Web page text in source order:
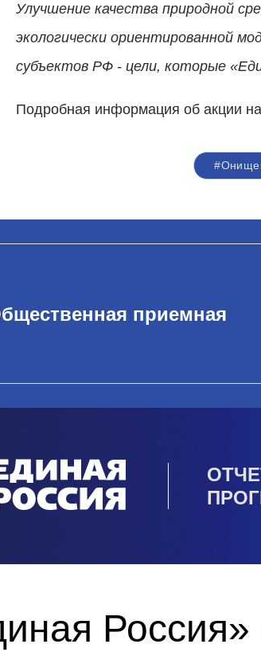
Улучшение качества природной
экологически ориентированной
субъектов РФ - цели, которые
Подробная информация об акции
приемная
Россия»